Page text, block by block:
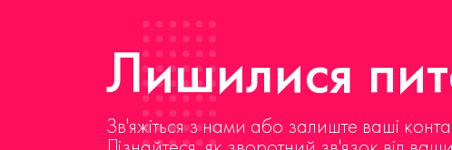
Лишилися
Зв'яжіться з нами або залиште ваші